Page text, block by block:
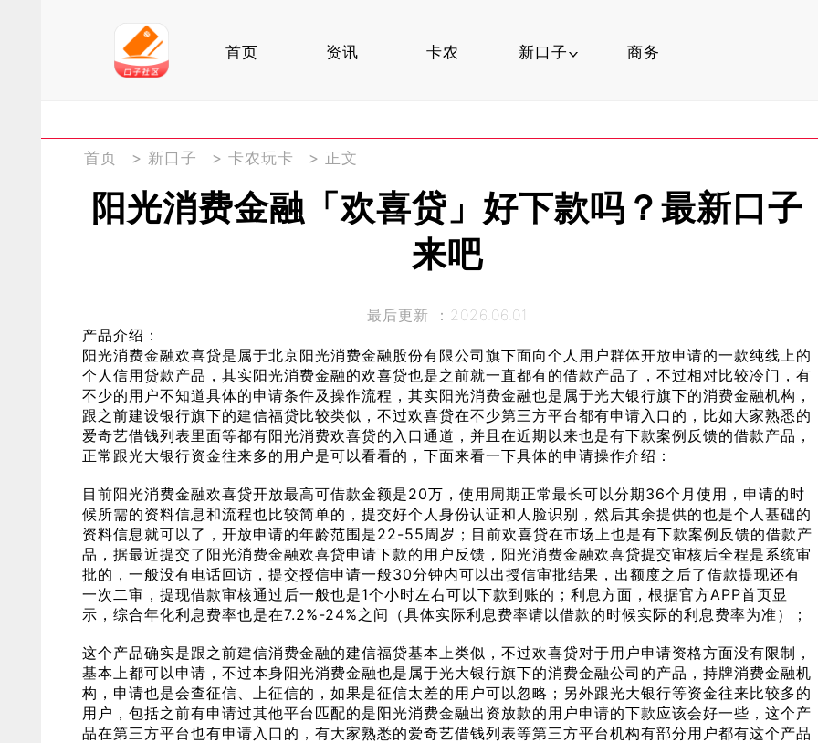
首页 资讯 卡农 新口子
卡农玩卡
商务
首页 > 新口子 > 卡农玩卡 > 正文
阳光消费金融「欢喜贷」好下款吗？最新口子
来吧
最后更新 ：2026.06.01
产品介绍：
阳光消费金融欢喜贷是属于北京阳光消费金融股份有限公司旗下面向个人用户群体开放申请的一款纯线上的
个人信用贷款产品，其实阳光消费金融的欢喜贷也是之前就一直都有的借款产品了，不过相对比较冷门，有
不少的用户不知道具体的申请条件及操作流程，其实阳光消费金融也是属于光大银行旗下的消费金融机构，
跟之前建设银行旗下的建信福贷比较类似，不过欢喜贷在不少第三方平台都有申请入口的，比如大家熟悉的
爱奇艺借钱列表里面等都有阳光消费欢喜贷的入口通道，并且在近期以来也是有下款案例反馈的借款产品，
正常跟光大银行资金往来多的用户是可以看看的，下面来看一下具体的申请操作介绍：
目前阳光消费金融欢喜贷开放最高可借款金额是20万，使用周期正常最长可以分期36个月使用，申请的时
候所需的资料信息和流程也比较简单的，提交好个人身份认证和人脸识别，然后其余提供的也是个人基础的
资料信息就可以了，开放申请的年龄范围是22-55周岁；目前欢喜贷在市场上也是有下款案例反馈的借款产
品，据最近提交了阳光消费金融欢喜贷申请下款的用户反馈，阳光消费金融欢喜贷提交审核后全程是系统审
批的，一般没有电话回访，提交授信申请一般30分钟内可以出授信审批结果，出额度之后了借款提现还有
一次二审，提现借款审核通过后一般也是1个小时左右可以下款到账的；利息方面，根据官方APP首页显
示，综合年化利息费率也是在7.2%-24%之间（具体实际利息费率请以借款的时候实际的利息费率为准）；
这个产品确实是跟之前建信消费金融的建信福贷基本上类似，不过欢喜贷对于用户申请资格方面没有限制，
基本上都可以申请，不过本身阳光消费金融也是属于光大银行旗下的消费金融公司的产品，持牌消费金融机
构，申请也是会查征信、上征信的，如果是征信太差的用户可以忽略；另外跟光大银行等资金往来比较多的
用户，包括之前有申请过其他平台匹配的是阳光消费金融出资放款的用户申请的下款应该会好一些，这个产
品在第三方平台也有申请入口的，有大家熟悉的爱奇艺借钱列表等第三方平台机构有部分用户都有这个产品